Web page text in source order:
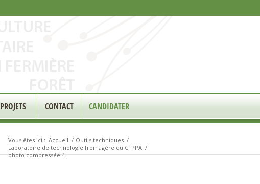
PROJETS CONTACT CANDIDATER
Vous êtes ici : Accueil / Outils techniques /
Laboratoire de technologie fromagère du CFPPA /
photo compressée 4